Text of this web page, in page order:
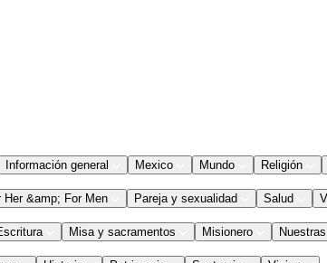
Información general Mexico Mundo Religión
Her &amp; For Men Pareja y sexualidad Salud
Misa y sacramentos Misionero